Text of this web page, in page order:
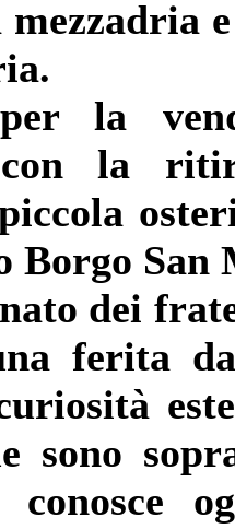
mezzadria
la
con la
Borgo San
dei
ferita
sono